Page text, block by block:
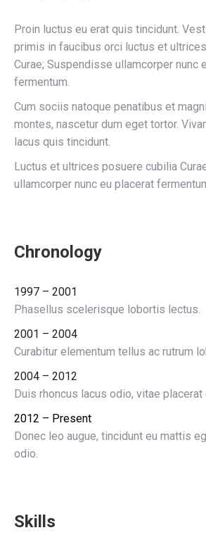
Proin luctus eu erat quis tincidunt.
primis in faucibus orci luctus et
Curae; Suspendisse ullamcorper nunc
fermentum.
Cum sociis natoque penatibus et
montes, nascetur dum eget tortor.
lacus quis tincidunt.
Luctus et ultrices posuere cubilia
ullamcorper nunc eu placerat
Chronology
1997 – 2001
Phasellus scelerisque lobortis lectus.
2001 – 2004
Curabitur elementum tellus ac rutrum
2004 – 2012
Duis rhoncus lacus odio, vitae
2012 – Present
Donec leo augue, tincidunt eu mattis
odio.
Skills